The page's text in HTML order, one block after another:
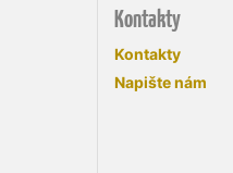
Kontakty
Kontakty
Napište nám